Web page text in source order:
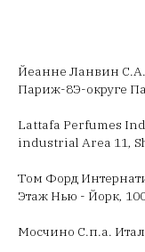
Йеанне Ланвин
Париж-8Э-округе
Lattafa Perfumes
industrial Area 11,
Том Форд
Этаж Нью - Йорк,
Мосчино С.п.а.